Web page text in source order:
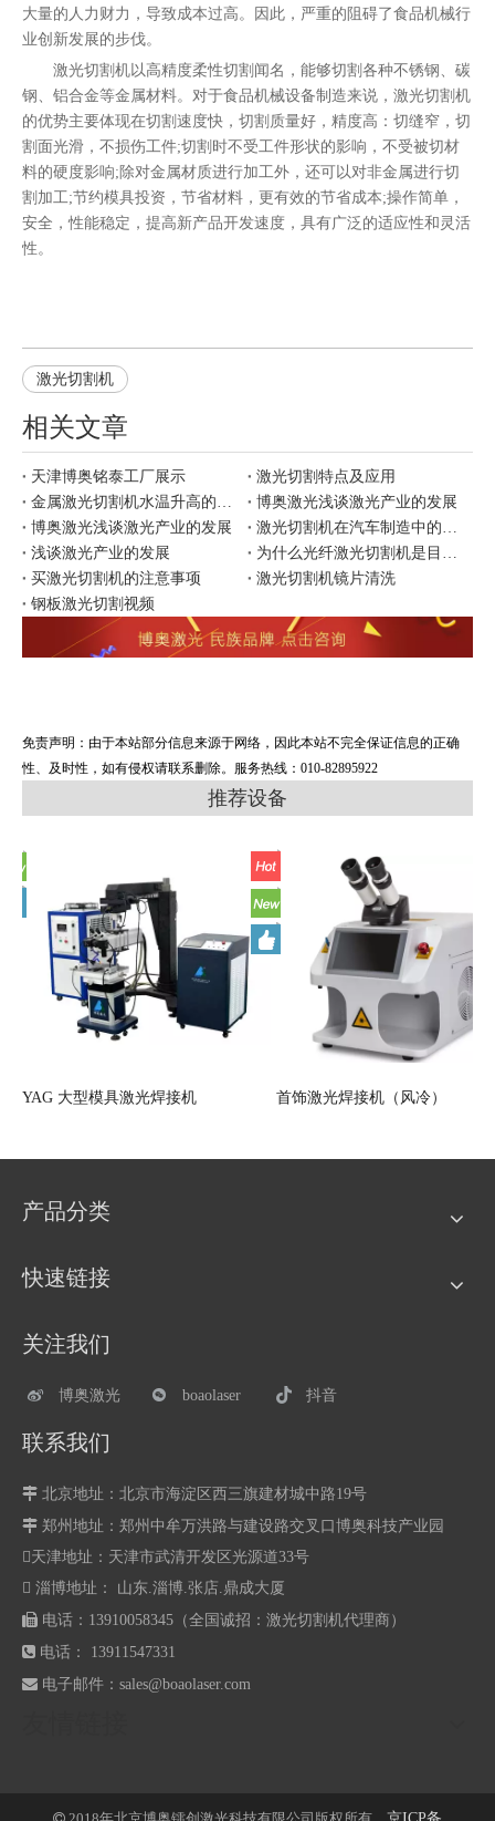
大量的人力财力，导致成本过高。因此，严重的阻碍了食品机械行
业创新发展的步伐。
激光切割机以高精度柔性切割闻名，能够切割各种不锈钢、碳
钢、铝合金等金属材料。对于食品机械设备制造来说，激光切割机
的优势主要体现在切割速度快，切割质量好，精度高：切缝窄，切
割面光滑，不损伤工件;切割时不受工件形状的影响，不受被切材
料的硬度影响;除对金属材质进行加工外，还可以对非金属进行切
割加工;节约模具投资，节省材料，更有效的节省成本;操作简单，
安全，性能稳定，提高新产品开发速度，具有广泛的适应性和灵活
性。
激光切割机
相关文章
天津博奥铭泰工厂展示
激光切割特点及应用
金属激光切割机水温升高的原因
博奥激光浅谈激光产业的发展
博奥激光浅谈激光产业的发展
激光切割机在汽车制造中的应用
浅谈激光产业的发展
为什么光纤激光切割机是目前市场上更好用？
买激光切割机的注意事项
激光切割机镜片清洗
钢板激光切割视频
免责声明：由于本站部分信息来源于网络，因此本站不完全保证信息的正确
性、及时性，如有侵权请联系删除。服务热线：010-82895922
推荐设备
YAG 大型模具激光焊接机 首饰激光焊接机（风冷）
产品分类
快速链接
关注我们
博奥激光 boaolaser 抖音
联系我们
 北京地址：北京市海淀区西三旗建材城中路19号
 郑州地址： 郑州中牟万洪路与建设路交叉口博奥科技产业园
天津地址：天津市武清开发区光源道33号
 淄博地址： 山东.淄博.张店.鼎成大厦
 电话：13910058345（全国诚招：激光切割机代理商）
 电话： 13911547331
 电子邮件： sales@boaolaser.com
